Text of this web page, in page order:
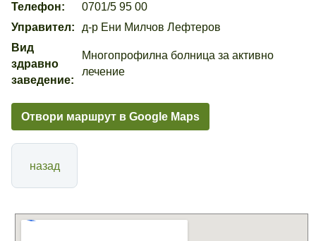
Телефон:
0701/5 95 00
Управител:
д-р Ени Милчов Лефтеров
Вид
здравно
заведение:
Многопрофилна болница за активно
лечение
Отвори маршрут в Google Maps
назад